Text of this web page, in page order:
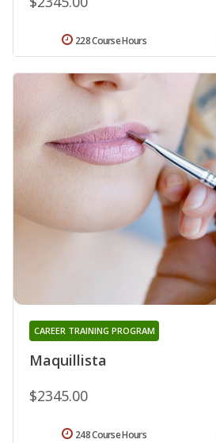
228 Course Hours
Maquillista
CAREER TRAINING PROGRAM
$2345.00
248 Course Hours